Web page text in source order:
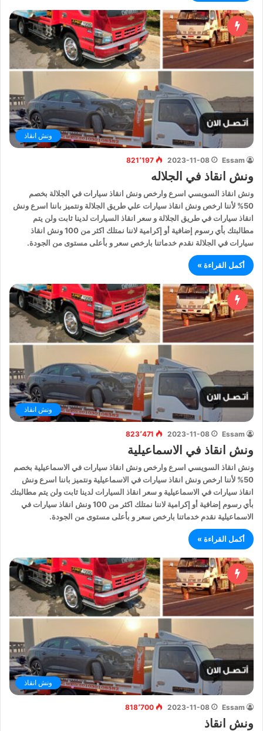
ونش انقاذ
Essam
2023-11-08 821٬197
ونش انقاذ في الجلاله
ونش انقاذ السويسي اسرع وارخص ونش انقاذ سيارات في الجلالة بخصم
50% لأننا ارخص ونش انقاذ سيارات علي طريق الجلالة ونتميز باننا اسرع ونش
انقاذ سيارات في طريق الجلالة و سعر انقاذ السيارات لدينا ثابت ولن يتم
مطالبتك بأي رسوم إضافية أو إكرامية لاننا نمتلك اكثر من 100 ونش انقاذ
سيارات في الجلالة نقدم خدماتنا بارخص سعر و بأعلى مستوى من الجودة.
أكمل القراءة »
ونش انقاذ
Essam
2023-11-08 823٬471
ونش انقاذ في الاسماعيلية
ونش انقاذ السويسي اسرع وارخص ونش انقاذ سيارات في الاسماعيلية بخصم
50% لأننا ارخص ونش انقاذ سيارات في الاسماعيلية ونتميز باننا اسرع ونش
انقاذ سيارات في الاسماعيلية و سعر انقاذ السيارات لدينا ثابت ولن يتم مطالبتك
بأي رسوم إضافية أو إكرامية لاننا نمتلك اكثر من 100 ونش انقاذ سيارات في
الاسماعيلية نقدم خدماتنا بارخص سعر و بأعلى مستوى من الجودة.
أكمل القراءة »
ونش انقاذ
Essam
2023-11-08 818٬700
ونش انقاذ